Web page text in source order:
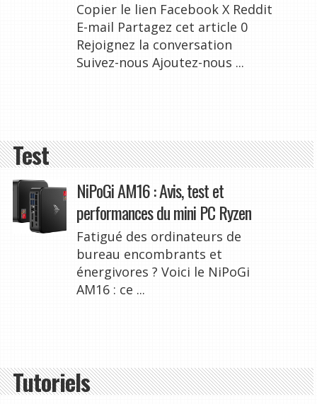
Copier le lien Facebook X Reddit
E-mail Partagez cet article 0
Rejoignez la conversation
Suivez-nous Ajoutez-nous ...
Test
NiPoGi AM16 : Avis, test et
performances du mini PC Ryzen
Fatigué des ordinateurs de
bureau encombrants et
énergivores ? Voici le NiPoGi
AM16 : ce ...
Tutoriels